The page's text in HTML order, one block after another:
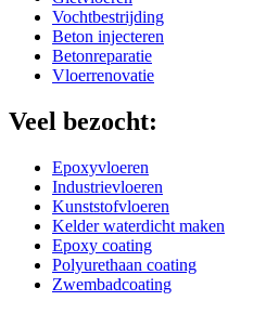
Vochtbestrijding
Beton injecteren
Betonreparatie
Vloerrenovatie
Veel bezocht:
Epoxyvloeren
Industrievloeren
Kunststofvloeren
Kelder waterdicht maken
Epoxy coating
Polyurethaan coating
Zwembadcoating